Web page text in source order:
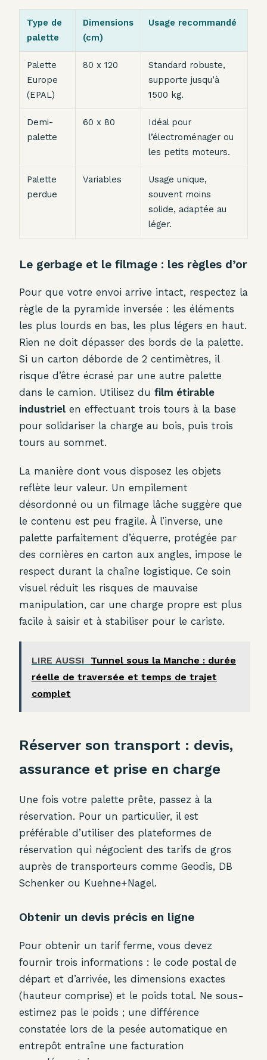
Type de
palette
Dimensions
(cm)
Usage recommandé
Palette
Europe
(EPAL)
80 x 120
Standard robuste,
supporte jusqu’à
1500 kg.
Demi-
palette
60 x 80
Idéal pour
l’électroménager ou
les petits moteurs.
Palette
perdue
Variables
Usage unique,
souvent moins
solide, adaptée au
léger.
Le gerbage et le filmage : les règles d’or
Pour que votre envoi arrive intact, respectez la
règle de la pyramide inversée : les éléments
les plus lourds en bas, les plus légers en haut.
Rien ne doit dépasser des bords de la palette.
Si un carton déborde de 2 centimètres, il
risque d’être écrasé par une autre palette
dans le camion. Utilisez du film étirable
industriel en effectuant trois tours à la base
pour solidariser la charge au bois, puis trois
tours au sommet.
La manière dont vous disposez les objets
reflète leur valeur. Un empilement
désordonné ou un filmage lâche suggère que
le contenu est peu fragile. À l’inverse, une
palette parfaitement d’équerre, protégée par
des cornières en carton aux angles, impose le
respect durant la chaîne logistique. Ce soin
visuel réduit les risques de mauvaise
manipulation, car une charge propre est plus
facile à saisir et à stabiliser pour le cariste.
LIRE AUSSI
Tunnel sous la Manche : durée
réelle de traversée et temps de trajet
complet
Réserver son transport : devis,
assurance et prise en charge
Une fois votre palette prête, passez à la
réservation. Pour un particulier, il est
préférable d’utiliser des plateformes de
réservation qui négocient des tarifs de gros
auprès de transporteurs comme Geodis, DB
Schenker ou Kuehne+Nagel.
Obtenir un devis précis en ligne
Pour obtenir un tarif ferme, vous devez
fournir trois informations : le code postal de
départ et d’arrivée, les dimensions exactes
(hauteur comprise) et le poids total. Ne sous-
estimez pas le poids ; une différence
constatée lors de la pesée automatique en
entrepôt entraîne une facturation